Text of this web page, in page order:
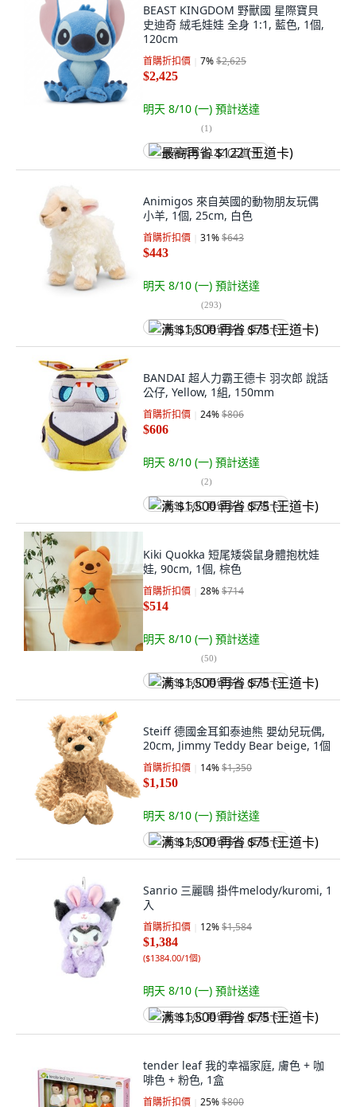
BEAST KINGDOM 野獸國 星際寶貝
史迪奇 絨毛娃娃 全身 1:1, 藍色, 1個,
120cm
首購折扣價 7%$2,625
$2,425
明天 8/10 (一) 預計送達
(1)
最高再省 $122 (王道卡)
Animigos 來自英國的動物朋友玩偶
小羊, 1個, 25cm, 白色
首購折扣價 31%$643
$443
明天 8/10 (一) 預計送達
(293)
满 $1,500 再省 $75 (王道卡)
BANDAI 超人力霸王德卡 羽次郎 說話
公仔, Yellow, 1組, 150mm
首購折扣價 24%$806
$606
明天 8/10 (一) 預計送達
(2)
满 $1,500 再省 $75 (王道卡)
Kiki Quokka 短尾矮袋鼠身體抱枕娃
娃, 90cm, 1個, 棕色
首購折扣價 28%$714
$514
明天 8/10 (一) 預計送達
(50)
满 $1,500 再省 $75 (王道卡)
Steiff 德國金耳釦泰迪熊 嬰幼兒玩偶,
20cm, Jimmy Teddy Bear beige, 1個
首購折扣價 14%$1,350
$1,150
明天 8/10 (一) 預計送達
满 $1,500 再省 $75 (王道卡)
Sanrio 三麗鷗 掛件melody/kuromi, 1
入
首購折扣價 12%$1,584
$1,384
($1384.00/1個)
明天 8/10 (一) 預計送達
满 $1,500 再省 $75 (王道卡)
tender leaf 我的幸福家庭, 膚色 + 咖
啡色 + 粉色, 1盒
首購折扣價 25%$800